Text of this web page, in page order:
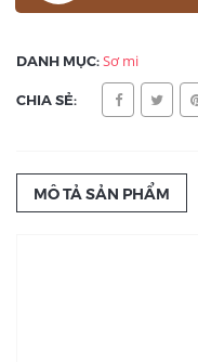
DANH MỤC:Sơ mi
CHIA SẺ:
MÔ TẢ SẢN PHẨM